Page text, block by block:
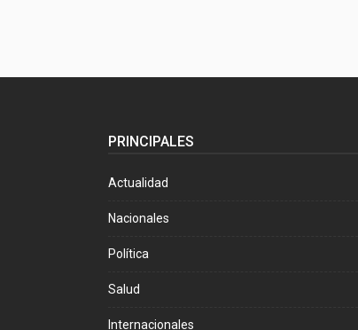
PRINCIPALES
Actualidad
Nacionales
Política
Salud
Internacionales